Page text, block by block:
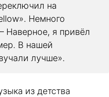
на
Немного
Наверное, я привёл
В нашей
лучше».
из детства